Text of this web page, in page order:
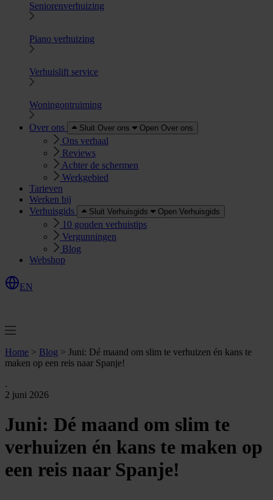
Seniorenverhuizing
Piano verhuizing
Verhuislift service
Woningontruiming
Over ons Sluit Over ons Open Over ons
Ons verhaal
Reviews
Achter de schermen
Werkgebied
Tarieven
Werken bij
Verhuisgids
Sluit Verhuisgids Open Verhuisgids
10 gouden verhuistips
Vergunningen
Blog
Webshop
EN
Home > Blog > Juni: Dé maand om slim te verhuizen én kans te
maken op een reis naar Spanje!
.
2 juni 2026
Juni: Dé maand om slim te
verhuizen én kans te maken op
een reis naar Spanje!